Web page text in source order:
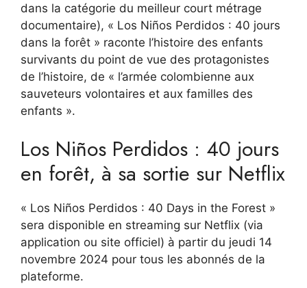
dans la catégorie du meilleur court métrage
documentaire), « Los Niños Perdidos : 40 jours
dans la forêt » raconte l’histoire des enfants
survivants du point de vue des protagonistes
de l’histoire, de « l’armée colombienne aux
sauveteurs volontaires et aux familles des
enfants ».
Los Niños Perdidos : 40 jours
en forêt, à sa sortie sur Netflix
« Los Niños Perdidos : 40 Days in the Forest »
sera disponible en streaming sur Netflix (via
application ou site officiel) à partir du jeudi 14
novembre 2024 pour tous les abonnés de la
plateforme.